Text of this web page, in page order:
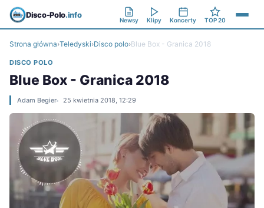
Disco-Polo.info
Newsy Klipy Koncerty TOP 20
Strona główna›Teledyski›Disco polo›Blue Box - Granica 2018
DISCO POLO
Blue Box - Granica 2018
Adam Begier 25 kwietnia 2018, 12:29